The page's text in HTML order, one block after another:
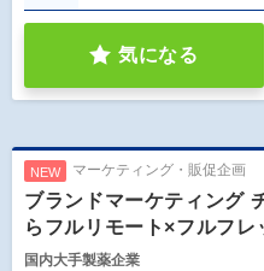
気になる
NEW マーケティング・販促企画
ブランドマーケティング
らフルリモート×フルフレ
国内大手製薬企業